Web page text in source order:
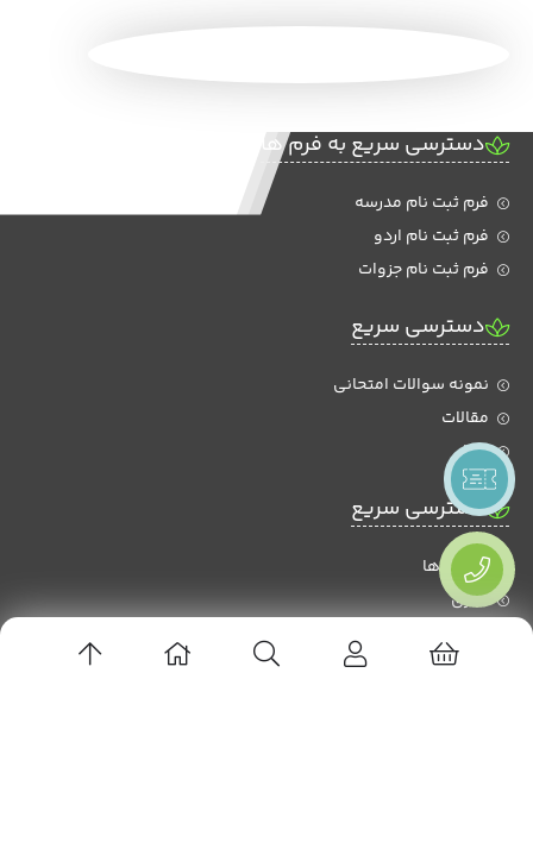
دسترسی سریع به فرم ها
فرم ثبت نام مدرسه
فرم ثبت نام اردو
فرم ثبت نام جزوات
دسترسی سریع
نمونه سوالات امتحانی
مقالات
اخبار
دسترسی سریع
رویداد ها
گالری